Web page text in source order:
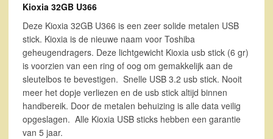
Kioxia 32GB U366
Deze Kioxia 32GB U366 is een zeer solide metalen USB
stick. Kioxia is de nieuwe naam voor Toshiba
geheugendragers. Deze lichtgewicht Kioxia usb stick (6 gr)
is voorzien van een ring of oog om gemakkelijk aan de
sleutelbos te bevestigen. Snelle USB 3.2 usb stick. Nooit
meer het dopje verliezen en de usb stick altijd binnen
handbereik. Door de metalen behuizing is alle data veilig
opgeslagen. Alle Kioxia USB sticks hebben een garantie
van 5 jaar.